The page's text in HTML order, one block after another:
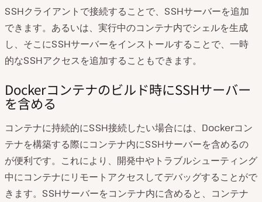
SSHクライアントで接続することで、SSHサーバーを追加
できます。あるいは、実行中のコンテナ内でシェルを生成
し、そこにSSHサーバーをインストールすることで、一時
的なSSHアクセスを追加することもできます。
Dockerコンテナのビルド時にSSHサーバー
を含める
コンテナに持続的にSSH接続したい場合には、Dockerコン
テナを構築する際にコンテナ内にSSHサーバーを含めるの
が便利です。これにより、開発中やトラブルシューティング
中にコンテナにリモートアクセスしてデバッグすることがで
きます。SSHサーバーをコンテナ内に含めると、コンテナ